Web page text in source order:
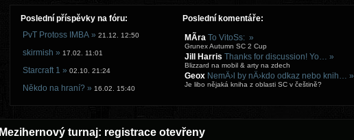
Poslední příspěvky na fóru:
Poslední komentáře:
PvT Protoss IMBA » 21.12. 12:50
skirmish » 17.02. 11:01
Starcraft 1 » 02.10. 21:24
Někdo na hraní? » 16.02. 15:40
MÃ­ra To VitoSs: »
Grunex Autumn SC 2 Cup
Jill Harris Thanks for discussion! Yo… »
Blizzard na mobil & arty na zdech
Geox NemÄ›l by nÄ›kdo odkaz nebo knih… »
Je libo nějaká kniha z oblasti SC v češtině?
Mezihernový turnaj: registrace otevřeny